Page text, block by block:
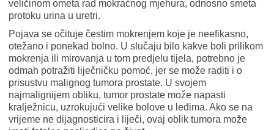
veličinom ometa rad mokraćnog mjehura, odnosno smeta
protoku urina u uretri.
Pojava se očituje čestim mokrenjem koje je neefikasno,
otežano i ponekad bolno. U slučaju bilo kakve boli prilikom
mokrenja ili mirovanja u tom predjelu tijela, potrebno je
odmah potražiti liječničku pomoć, jer se može raditi i o
prisustvu malignog tumora prostate. U svojem
najmalignijem obliku, tumor prostate može napasti
kralježnicu, uzrokujući velike bolove u leđima. Ako se na
vrijeme ne dijagnosticira i liječi, ovaj oblik tumora može